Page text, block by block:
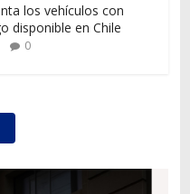
los vehículos con
disponible en Chile
0